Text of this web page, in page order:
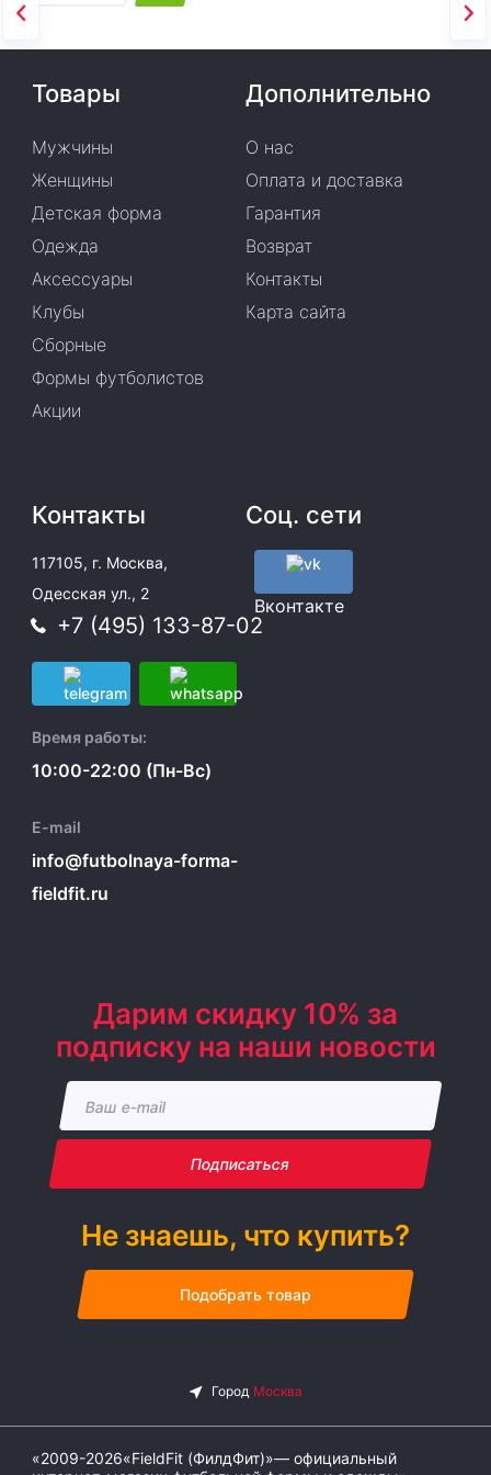
Товары
Мужчины
Женщины
Детская форма
Одежда
Аксессуары
Клубы
Сборные
Формы футболистов
Акции
Дополнительно
О нас
Оплата и доставка
Гарантия
Возврат
Контакты
Карта сайта
Контакты
117105, г. Москва,
Одесская ул., 2
+7 (495) 133-87-02
Время работы:
10:00-22:00 (Пн-Вс)
E-mail
info@futbolnaya-forma-
fieldfit.ru
Соц. сети
Вконтакте
Дарим скидку 10% за
подписку на наши новости
Подписаться
Не знаешь, что купить?
Подобрать товар
«2009-2026«FieldFit (ФилдФит)»— официальный